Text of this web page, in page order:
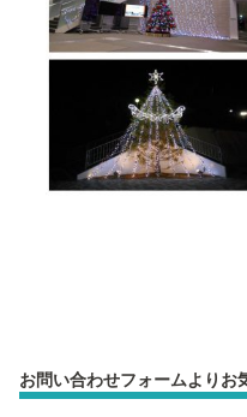
お問い合わせフォームよりお